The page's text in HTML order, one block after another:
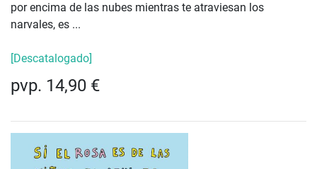
por encima de las nubes mientras te atraviesan los
narvales, es ...
[Descatalogado]
pvp. 14,90 €